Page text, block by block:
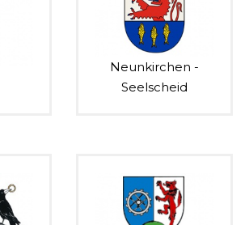
Neunkirchen -
Seelscheid